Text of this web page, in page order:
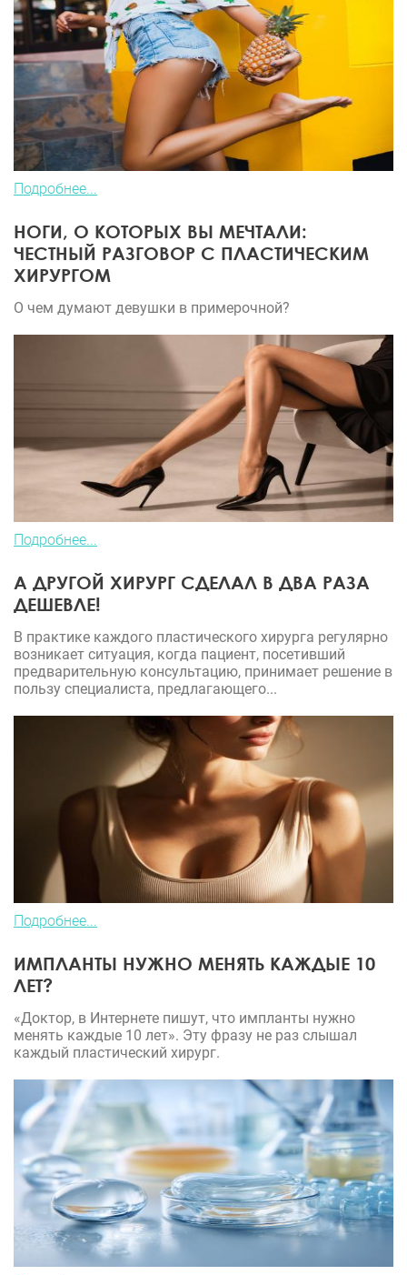
Подробнее...
НОГИ, О КОТОРЫХ ВЫ МЕЧТАЛИ:
ЧЕСТНЫЙ РАЗГОВОР С ПЛАСТИЧЕСКИМ
ХИРУРГОМ
О чем думают девушки в примерочной?
Подробнее...
А ДРУГОЙ ХИРУРГ СДЕЛАЛ В ДВА РАЗА
ДЕШЕВЛЕ!
В практике каждого пластического хирурга регулярно
возникает ситуация, когда пациент, посетивший
предварительную консультацию, принимает решение в
пользу специалиста, предлагающего...
Подробнее...
ИМПЛАНТЫ НУЖНО МЕНЯТЬ КАЖДЫЕ 10
ЛЕТ?
«Доктор, в Интернете пишут, что импланты нужно
менять каждые 10 лет». Эту фразу не раз слышал
каждый пластический хирург.